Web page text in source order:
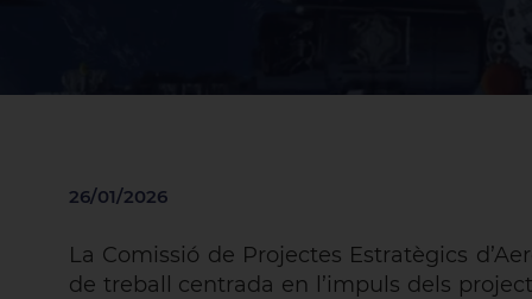
26/01/2026
La Comissió de Projectes Estratègics
de treball centrada en l’impuls dels